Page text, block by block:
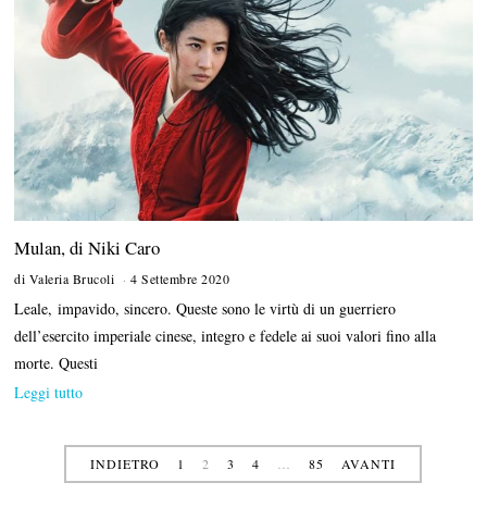
0
Mulan, di Niki Caro
di Valeria Brucoli 4 Settembre 2020
O
t
t
0
2
0
Leale, impavido, sincero. Queste sono le virtù di un guerriero
dell’esercito imperiale cinese, integro e fedele ai suoi valori fino alla
morte. Questi
Leggi tutto
INDIETRO 1 2 3 4 … 85 AVANTI